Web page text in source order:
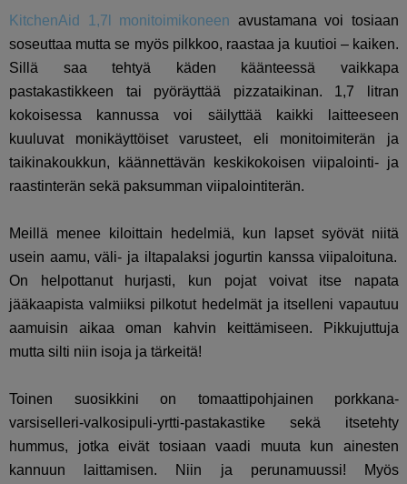
KitchenAid 1,7l monitoimikoneen avustamana voi tosiaan
soseuttaa mutta se myös pilkkoo, raastaa ja kuutioi – kaiken.
Sillä saa tehtyä käden käänteessä vaikkapa
pastakastikkeen tai pyöräyttää pizzataikinan. 1,7 litran
kokoisessa kannussa voi säilyttää kaikki laitteeseen
kuuluvat monikäyttöiset varusteet, eli monitoimiterän ja
taikinakoukkun, käännettävän keskikokoisen viipalointi- ja
raastinterän sekä paksumman viipalointiterän.
Meillä menee kiloittain hedelmiä, kun lapset syövät niitä
usein aamu, väli- ja iltapalaksi jogurtin kanssa viipaloituna.
On helpottanut hurjasti, kun pojat voivat itse napata
jääkaapista valmiiksi pilkotut hedelmät ja itselleni vapautuu
aamuisin aikaa oman kahvin keittämiseen. Pikkujuttuja
mutta silti niin isoja ja tärkeitä!
Toinen suosikkini on tomaattipohjainen porkkana-
varsiselleri-valkosipuli-yrtti-pastakastike sekä itsetehty
hummus, jotka eivät tosiaan vaadi muuta kun ainesten
kannuun laittamisen. Niin ja perunamuussi! Myös